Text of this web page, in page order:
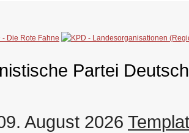
Partei
August 2026